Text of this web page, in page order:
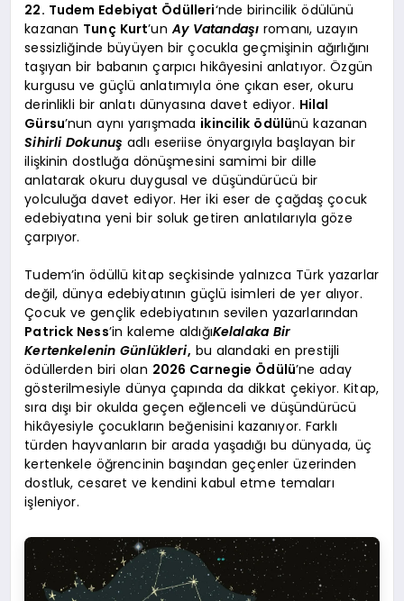
22. Tudem Edebiyat Ödülleri‘nde birincilik ödülünü
kazanan Tunç Kurt’unAy Vatandaşı romanı, uzayın
sessizliğinde büyüyen bir çocukla geçmişinin ağırlığını
taşıyan bir babanın çarpıcı hikâyesini anlatıyor. Özgün
kurgusu ve güçlü anlatımıyla öne çıkan eser, okuru
derinlikli bir anlatı dünyasına davet ediyor. Hilal
Gürsu’nun aynı yarışmada ikincilik ödülünü kazanan
Sihirli Dokunuşadlı eseriise önyargıyla başlayan bir
ilişkinin dostluğa dönüşmesini samimi bir dille
anlatarak okuru duygusal ve düşündürücü bir
yolculuğa davet ediyor. Her iki eser de çağdaş çocuk
edebiyatına yeni bir soluk getiren anlatılarıyla göze
çarpıyor.
Tudem’in ödüllü kitap seçkisinde yalnızca Türk yazarlar
değil, dünya edebiyatının güçlü isimleri de yer alıyor.
Çocuk ve gençlik edebiyatının sevilen yazarlarından
Patrick Ness’in kaleme aldığıKelalaka Bir
Kertenkelenin Günlükleri, bu alandaki en prestijli
ödüllerden biri olan 2026 Carnegie Ödülü’ne aday
gösterilmesiyle dünya çapında da dikkat çekiyor. Kitap,
sıra dışı bir okulda geçen eğlenceli ve düşündürücü
hikâyesiyle çocukların beğenisini kazanıyor. Farklı
türden hayvanların bir arada yaşadığı bu dünyada, üç
kertenkele öğrencinin başından geçenler üzerinden
dostluk, cesaret ve kendini kabul etme temaları
işleniyor.